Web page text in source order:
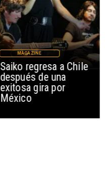
Saiko regresa a Chile
después de una
exitosa gira por
México
MAGAZINE